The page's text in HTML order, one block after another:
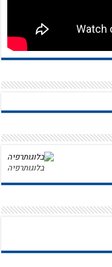
בלוגותרפיה